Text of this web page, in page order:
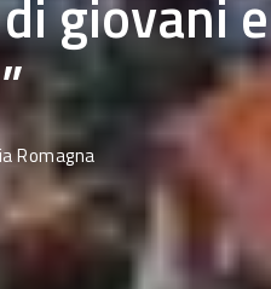
giovani
Romagna